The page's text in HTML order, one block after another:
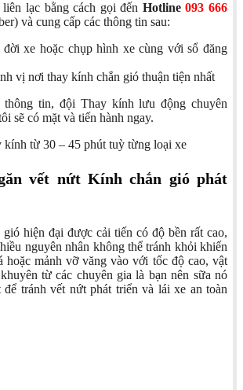
lạc bằng cách gọi đến Hotline093 666
và cung cấp các thông tin sau:
xe hoặc chụp hình xe cùng với sổ đăng
vị nơi thay kính chắn gió thuận tiện nhất
thông tin, đội Thay kính lưu động chuyên
sẽ có mặt và tiến hành ngay.
từ 30 – 45 phút tuỳ từng loại xe
vết nứt Kính chắn gió phát
hiện đại được cải tiến có độ bền rất cao,
nguyên nhân không thể tránh khỏi khiến
mảnh vỡ văng vào với tốc độ cao, vật
từ các chuyên gia là bạn nên sữa nó
để tránh vết nứt phát triển và lái xe an toàn